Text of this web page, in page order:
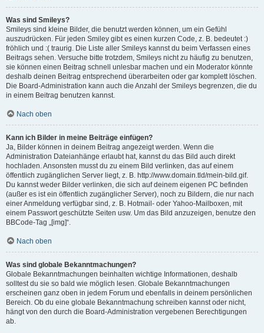
Was sind Smileys?
Smileys sind kleine Bilder, die benutzt werden können, um ein Gefühl
auszudrücken. Für jeden Smiley gibt es einen kurzen Code, z. B. bedeutet :)
fröhlich und :( traurig. Die Liste aller Smileys kannst du beim Verfassen eines
Beitrags sehen. Versuche bitte trotzdem, Smileys nicht zu häufig zu benutzen,
sie können einen Beitrag schnell unlesbar machen und ein Moderator könnte
deshalb deinen Beitrag entsprechend überarbeiten oder gar komplett löschen.
Die Board-Administration kann auch die Anzahl der Smileys begrenzen, die du
in einem Beitrag benutzen kannst.
Nach oben
Kann ich Bilder in meine Beiträge einfügen?
Ja, Bilder können in deinem Beitrag angezeigt werden. Wenn die
Administration Dateianhänge erlaubt hat, kannst du das Bild auch direkt
hochladen. Ansonsten musst du zu einem Bild verlinken, das auf einem
öffentlich zugänglichen Server liegt, z. B. http://www.domain.tld/mein-bild.gif.
Du kannst weder Bilder verlinken, die sich auf deinem eigenen PC befinden
(außer es ist ein öffentlich zugänglicher Server), noch zu Bildern, die nur nach
einer Anmeldung verfügbar sind, z. B. Hotmail- oder Yahoo-Mailboxen, mit
einem Passwort geschützte Seiten usw. Um das Bild anzuzeigen, benutze den
BBCode-Tag „[img]“.
Nach oben
Was sind globale Bekanntmachungen?
Globale Bekanntmachungen beinhalten wichtige Informationen, deshalb
solltest du sie so bald wie möglich lesen. Globale Bekanntmachungen
erscheinen ganz oben in jedem Forum und ebenfalls in deinem persönlichen
Bereich. Ob du eine globale Bekanntmachung schreiben kannst oder nicht,
hängt von den durch die Board-Administration vergebenen Berechtigungen
ab.